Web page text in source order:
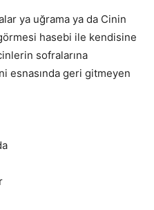
ya uğrama ya da Cinin
hasebi ile kendisine
sofralarına
esnasında geri gitmeyen